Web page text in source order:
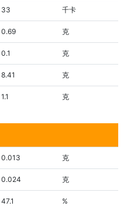
33 千卡
0.69 克
0.1 克
8.41 克
1.1 克
0.013 克
0.024 克
47.1 %